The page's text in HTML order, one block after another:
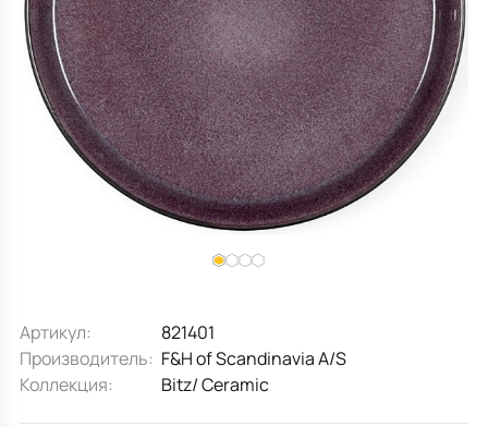
Все для кухни
Детская посуда
Пепельницы
Декоративные блюда
Душевая зона
Мебель для ванной
Аксессуары для ванной
Полотенцесушители, Радиаторы
Чехлы на подушку
Подушки-вкладыши
Мебель для хранения
Декор дома
Терраса и балкон
Артикул:
821401
Производитель: F&H of Scandinavia A/S
Коллекция:
Bitz/ Ceramic